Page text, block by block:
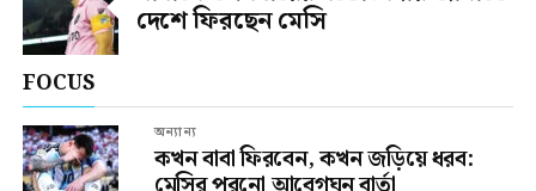
দেশে ফিরছেন মেসি
FOCUS
অন্যান্য
কখন বাবা ফিরবেন, কখন জড়িয়ে ধরব: